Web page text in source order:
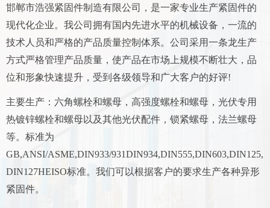
邯郸市浩强紧固件制造有限公司，是一家专业生产紧固件的
现代化企业。我公司拥有国内先进水平的机械设备，一流的
技术人员和严格的产品质量控制体系。公司采用一条龙生产
方式严格管理产品质量，使产品在市场上规模不断壮大，品
位和形象快速提升，受到各级领导和广大客户的好评!
主要生产：六角螺栓和螺母，高强度螺栓和螺母，光伏专用
热镀锌螺栓和螺母以及其他光伏配件，锁紧螺母，法兰螺母
等。标准为
GB,ANSI/ASME,DIN933/931DIN934,DIN555,DIN603,DIN125,
DIN127HEISO标准。我们可以根据客户的要求生产各种异形
紧固件。